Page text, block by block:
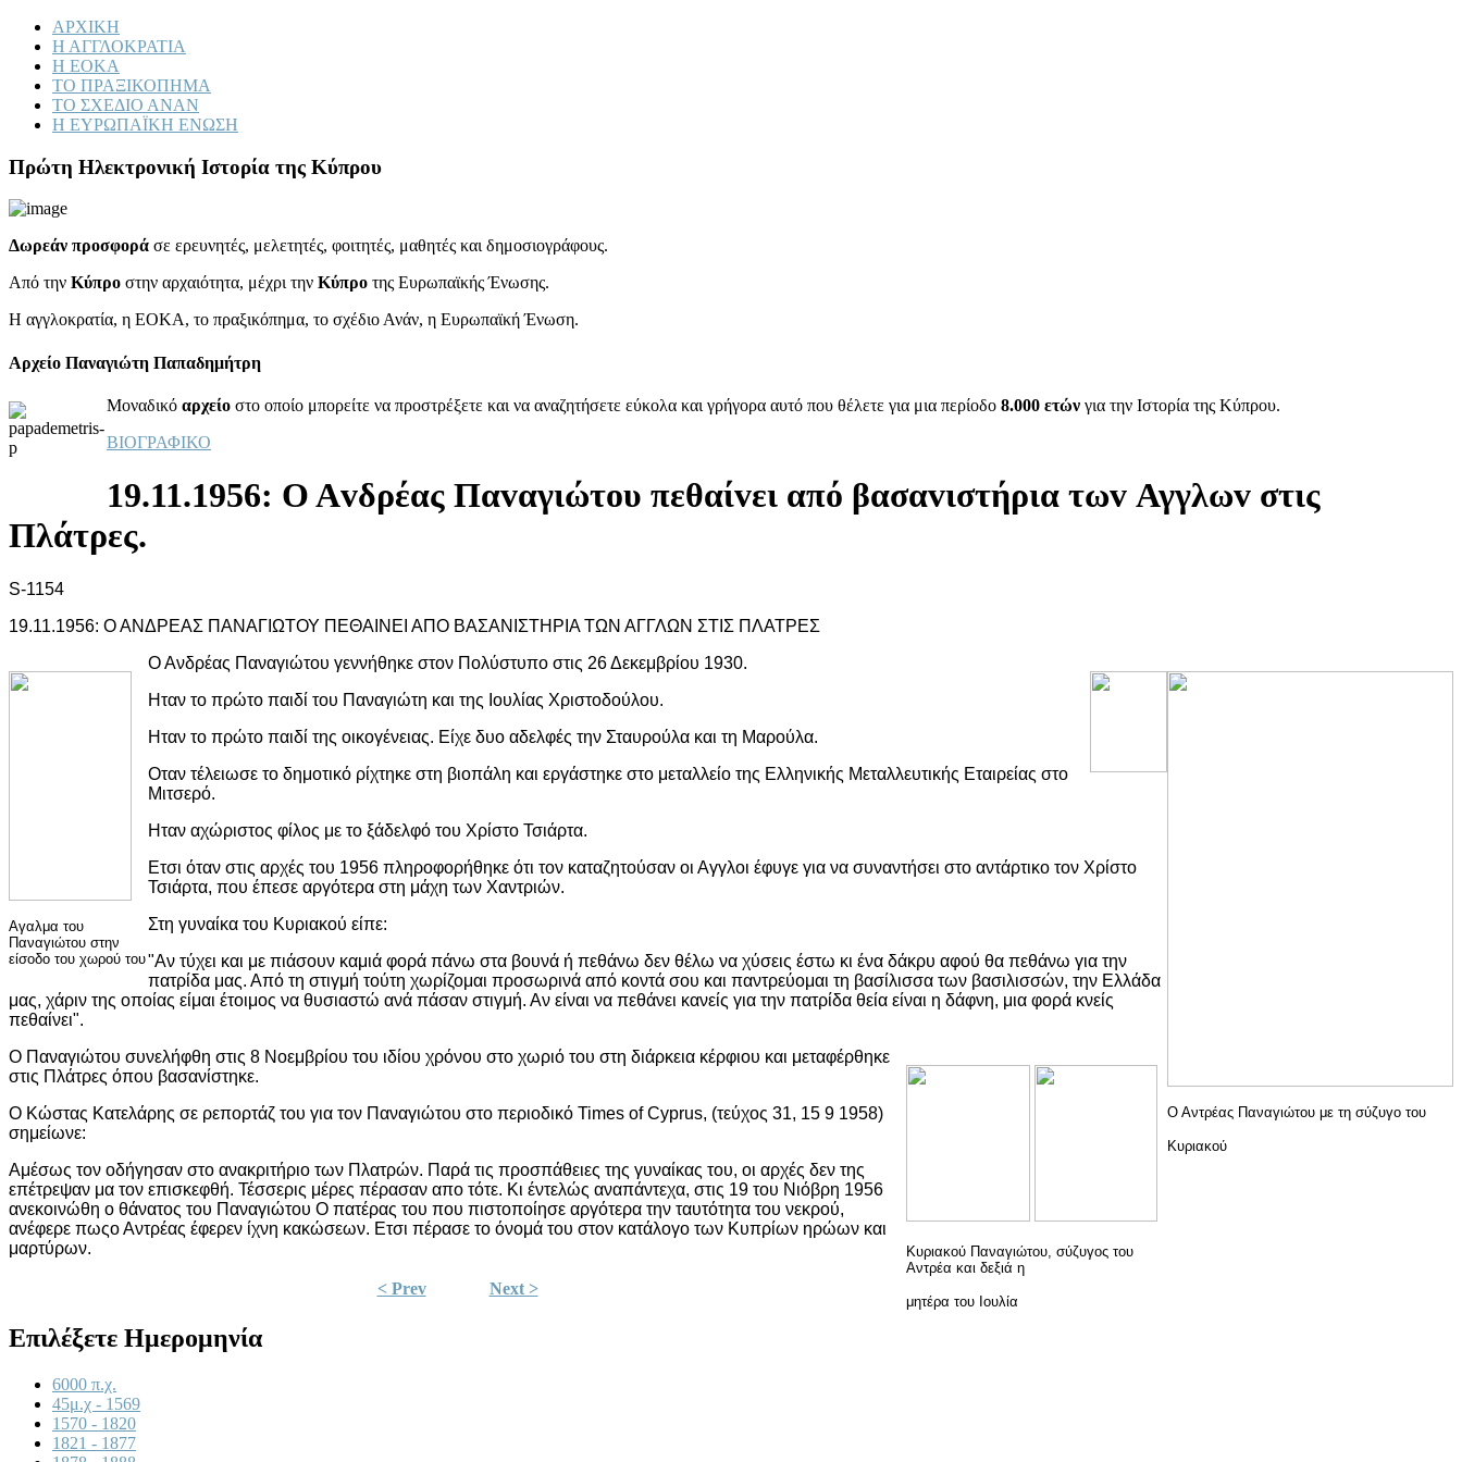
ΑΡΧΙΚΗ
Η ΑΓΓΛΟΚΡΑΤΙΑ
Η ΕΟΚΑ
ΤΟ ΠΡΑΞΙΚΟΠΗΜΑ
ΤΟ ΣΧΕΔΙΟ ΑΝΑΝ
Η ΕΥΡΩΠΑΪΚΗ ΕΝΩΣΗ
Πρώτη Ηλεκτρονική Ιστορία της Κύπρου
Δωρεάν προσφορά σε ερευνητές, μελετητές, φοιτητές, μαθητές και δημοσιογράφους.
Από την Κύπρο στην αρχαιότητα, μέχρι την Κύπρο της Ευρωπαϊκής Ένωσης.
Η αγγλοκρατία, η ΕΟΚΑ, το πραξικόπημα, το σχέδιο Ανάν, η Ευρωπαϊκή Ένωση.
Αρχείο Παναγιώτη Παπαδημήτρη
Μοναδικό αρχείο στο οποίο μπορείτε να προστρέξετε και να αναζητήσετε εύκολα και γρήγορα αυτό που θέλετε για μια περίοδο 8.000 ετών για την Ιστορία της Κύπρου.
ΒΙΟΓΡΑΦΙΚΟ
19.11.1956: Ο Αvδρέας Παvαγιώτoυ πεθαίvει από βασαvιστήρια τωv Αγγλωv στις
Πλάτρες.
S-1154
19.11.1956: Ο ΑΝΔΡΕΑΣ ΠΑΝΑΓΙΩΤΟΥ ΠΕΘΑΙΝΕΙ ΑΠΟ ΒΑΣΑΝΙΣΤΗΡΙΑ ΤΩΝ ΑΓΓΛΩΝ ΣΤΙΣ ΠΛΑΤΡΕΣ
Ο Αντρέας Παναγιώτου με τη σύζυγο του
Κυριακού
Αγαλμα του
Παναγιώτου στην
είσοδο του χωρού του
Ο Ανδρέας Παναγιώτου γεννήθηκε στον Πολύστυπο στις 26 Δεκεμβρίου 1930.
Ηταν το πρώτο παιδί του Παναγιώτη και της Ιουλίας Χριστοδούλου.
Ηταν το πρώτο παιδί της οικογένειας. Είχε δυο αδελφές την Σταυρούλα και τη Μαρούλα.
Οταν τέλειωσε το δημοτικό ρίχτηκε στη βιοπάλη και εργάστηκε στο μεταλλείο της Ελληνικής Μεταλλευτικής Εταιρείας στο
Μιτσερό.
Ηταν αχώριστος φίλος με το ξάδελφό του Χρίστο Τσιάρτα.
Ετσι όταν στις αρχές του 1956 πληροφορήθηκε ότι τον καταζητούσαν οι Αγγλοι έφυγε για να συναντήσει στο αντάρτικο τον Χρίστο
Τσιάρτα, που έπεσε αργότερα στη μάχη των Χαντριών.
Στη γυναίκα του Κυριακού είπε:
"Αν τύχει και με πιάσουν καμιά φορά πάνω στα βουνά ή πεθάνω δεν θέλω να χύσεις έστω κι ένα δάκρυ αφού θα πεθάνω για την
πατρίδα μας. Από τη στιγμή τούτη χωρίζομαι προσωρινά από κοντά σου και παντρεύομαι τη βασίλισσα των βασιλισσών, την Ελλάδα
μας, χάριν της οποίας είμαι έτοιμος να θυσιαστώ ανά πάσαν στιγμή. Αν είναι να πεθάνει κανείς για την πατρίδα θεία είναι η δάφνη, μια φορά κνείς
πεθαίνει".
Κυριακού Παναγιώτου, σύζυγος του
Αντρέα και δεξιά η
μητέρα του Ιουλία
Ο Παναγιώτου συνελήφθη στις 8 Νοεμβρίου του ιδίου χρόνου στο χωριό του στη διάρκεια κέρφιου και μεταφέρθηκε
στις Πλάτρες όπου βασανίστηκε.
Ο Κώστας Κατελάρης σε ρεπορτάζ του για τον Παναγιώτου στο περιοδικό Times of Cyprus, (τεύχος 31, 15 9 1958)
σημείωνε:
Αμέσως τον οδήγησαν στο ανακριτήριο των Πλατρών. Παρά τις προσπάθειες της γυναίκας του, οι αρχές δεν της
επέτρεψαν μα τον επισκεφθή. Τέσσερις μέρες πέρασαν απο τότε. Κι έντελώς αναπάντεχα, στις 19 του Νιόβρη 1956
ανεκοινώθη ο θάνατος του Παναγιώτου Ο πατέρας του που πιστοποίησε αργότερα την ταυτότητα του νεκρού,
ανέφερε πωςο Αντρέας έφερεν ίχνη κακώσεων. Ετσι πέρασε το όνομά του στον κατάλογο των Κυπρίων ηρώων και
μαρτύρων.
< Prev Next >
Επιλέξετε Ημερομηνία
6000 π.χ.
45μ.χ - 1569
1570 - 1820
1821 - 1877